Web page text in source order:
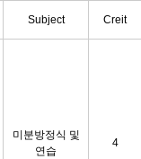
Subject Creit
미분방정식 및
연습
4